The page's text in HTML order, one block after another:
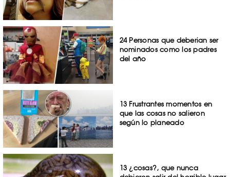
24 Personas que deberian ser
nominados como los padres
del año
13 Frustrantes momentos en
que las cosas no salieron
según lo planeado
13 ¿cosas?, que nunca